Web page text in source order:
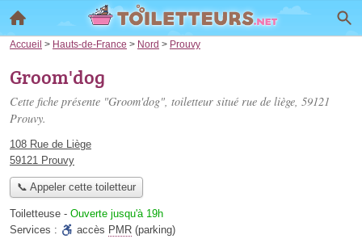
Accueil > Hauts-de-France > Nord > Prouvy
Groom'dog
Cette fiche présente "Groom'dog", toiletteur situé rue de liège, 59121
Prouvy.
108 Rue de Liège
59121 Prouvy
📞 Appeler cette toiletteur
Toiletteuse - Ouverte jusqu'à 19h
Services :
accès PMR (parking)